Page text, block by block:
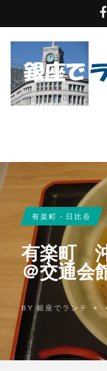
有楽町・日比谷
有楽町
＠交通
BY銀座でランチ •